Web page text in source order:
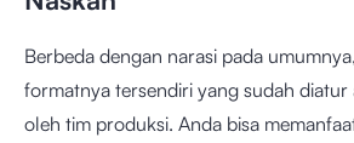
Berbeda dengan narasi pada
formatnya tersendiri yang sudah diatur
oleh tim produksi. Anda bisa